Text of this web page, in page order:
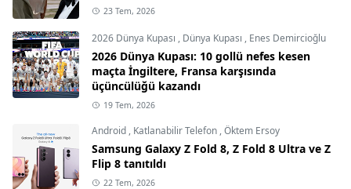
23 Tem, 2026
2026 Dünya Kupası , Dünya Kupası , Enes Demircioğlu
2026 Dünya Kupası: 10 gollü nefes kesen
maçta İngiltere, Fransa karşısında
üçüncülüğü kazandı
19 Tem, 2026
Android , Katlanabilir Telefon ,Öktem Ersoy
Samsung Galaxy Z Fold 8, Z Fold 8 Ultra ve Z
Flip 8 tanıtıldı
22 Tem, 2026